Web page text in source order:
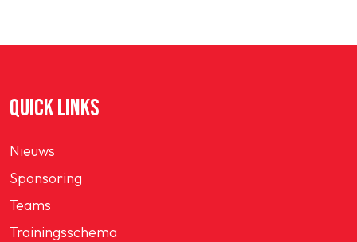
QUICK LINKS
Nieuws
Sponsoring
Teams
Trainingsschema